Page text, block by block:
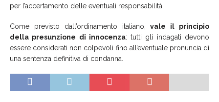
per l’accertamento delle eventuali responsabilità.
Come previsto dall’ordinamento italiano,vale il principio
della presunzione di innocenza: tutti gli indagati devono
essere considerati non colpevoli fino all’eventuale pronuncia di
una sentenza definitiva di condanna.